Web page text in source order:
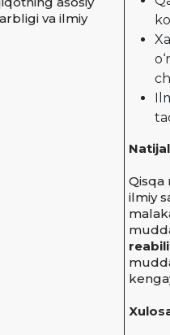
va ilmiy
Qisqa
ilmiy